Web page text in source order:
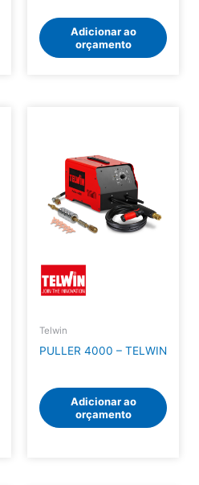
Adicionar ao
orçamento
Telwin
PULLER 4000 – TELWIN
Adicionar ao
orçamento